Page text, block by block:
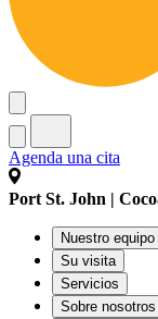
Agenda una cita
Port St. John |
Nuestro equipo
Su visita
Servicios
Sobre nosotros